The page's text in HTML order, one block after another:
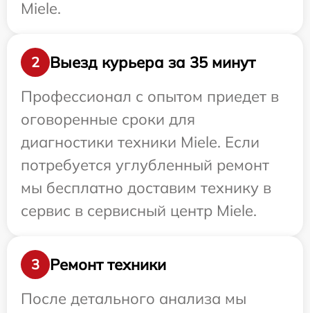
Miele.
2
Выезд курьера за 35 минут
Профессионал с опытом приедет в
оговоренные сроки для
диагностики техники Miele. Если
потребуется углубленный ремонт
мы бесплатно доставим технику в
сервис в сервисный центр Miele.
3
Ремонт техники
После детального анализа мы